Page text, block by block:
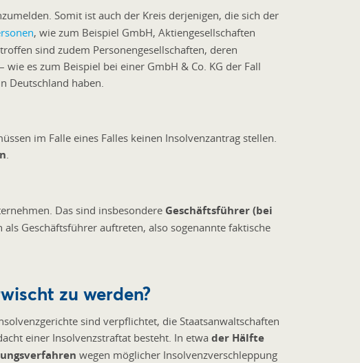
Somit ist auch der Kreis derjenigen, die sich der
, wie zum Beispiel GmbH, Aktiengesellschaften
sind zudem Personengesellschaften, deren
es zum Beispiel bei einer GmbH & Co. KG der Fall
Deutschland haben.
im Falle eines Falles keinen Insolvenzantrag stellen.
Das sind insbesondere Geschäftsführer (bei
Geschäftsführer auftreten, also sogenannte faktische
zu werden?
sind verpflichtet, die Staatsanwaltschaften
einer Insolvenzstraftat besteht. In etwa der Hälfte
wegen möglicher Insolvenzverschleppung